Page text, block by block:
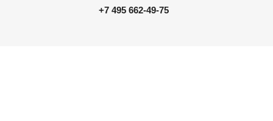
Угловой гардероб Белла 10
+7 495 662-49-75